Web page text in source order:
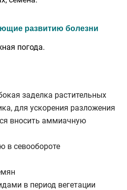
развитию болезни
погода.
заделка растительных
для ускорения разложения
вносить аммиачную
в севообороте
в период вегетации